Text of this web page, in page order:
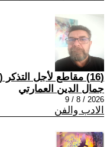
(16) مقاطع لأجل التذكر (1955) * – لويس أراغون
جمال الدين العمارتي
2026 / 8 / 9
الادب والفن